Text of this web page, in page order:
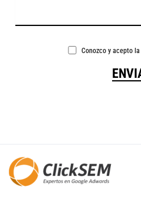
Conozco y acepto la